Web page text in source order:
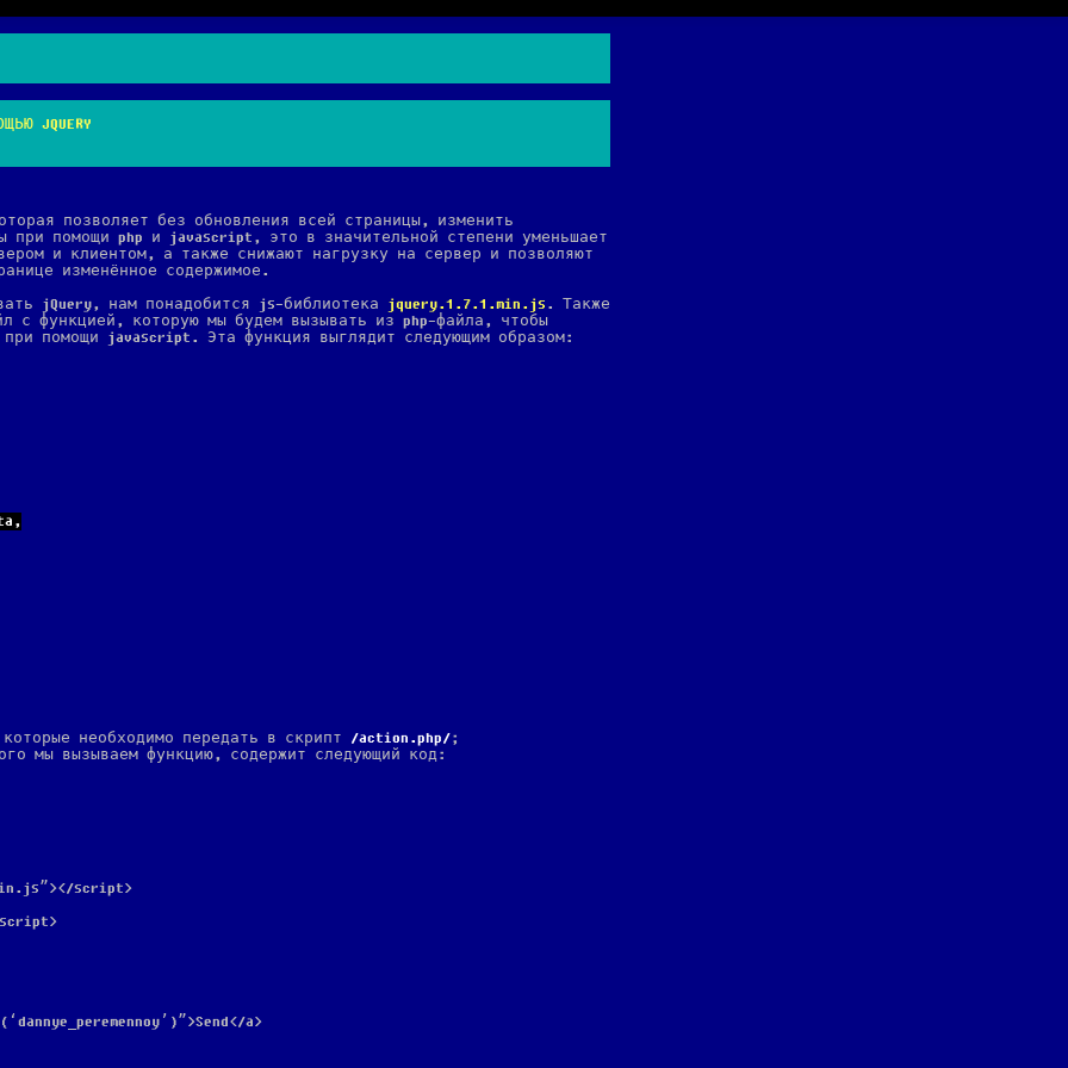
JQUERY
позволяет без обновления всей страницы, изменить
при помощи php и javascript, это в значительной степени уменьшает
и клиентом, а также снижают нагрузку на сервер и позволяют
изменённое содержимое.
jQuery, нам понадобится js-библиотека jquery.1.7.1.min.js . Также
с функцией, которую мы будем вызывать из php-файла, чтобы
помощи javascript. Эта функция выглядит следующим образом:
необходимо передать в скрипт action.php
;
мы вызываем функцию, содержит следующий код:
script>
a>